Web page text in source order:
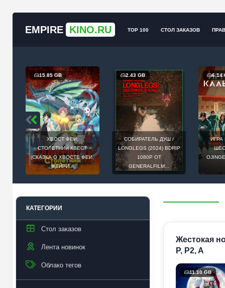
EMPIRE KINO.RU TOP 100 СТОЛ ЗАКАЗОВ
15.85 GB
ХВОСТ ФЕИ:
СТОЛЕТНИЙ КВЕСТ
(СКАЗКА О ХВОСТЕ ФЕИ,
ФЕЙРИ...
2.43 GB
СОБИРАТЕЛЬ ДУШ /
LONGLEGS (2024) BDRIP
1080P ОТ
GENERALFILM...
6.14
ИГРА
КАТЕГОРИИ
Стол заказов
Лента новинок
Облако тегов
Жестокая
P, P2, A
11.10 GB